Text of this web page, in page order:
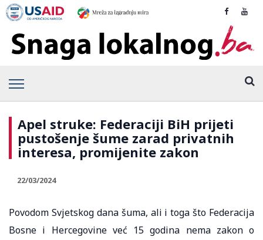
Apel struke: Federaciji BiH prijeti
pustošenje šume zarad privatnih
interesa, promijenite zakon
22/03/2024
Povodom Svjetskog dana šuma, ali i toga što Federacija
Bosne i Hercegovine već 15 godina nema zakon o